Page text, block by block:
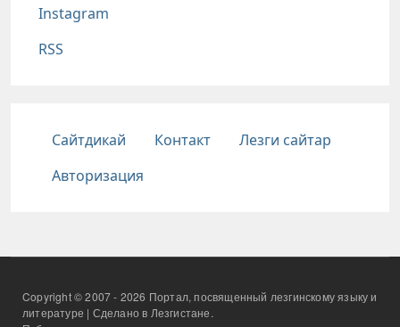
Instagram
RSS
Подвал
Сайтдикай Контакт
Лезги сайтар
Авторизация
Copyright © 2007 - 2026 Портал, посвященный лезгинскому языку и
литературе | Сделано в Лезгистане.